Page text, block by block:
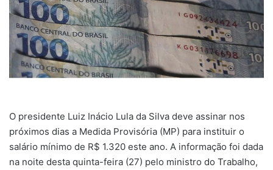
O presidente Luiz Inácio Lula da Silva deve assinar nos
próximos dias a Medida Provisória (MP) para instituir o
salário mínimo de R$ 1.320 este ano. A informação foi dada
na noite desta quinta-feira (27) pelo ministro do Trabalho,